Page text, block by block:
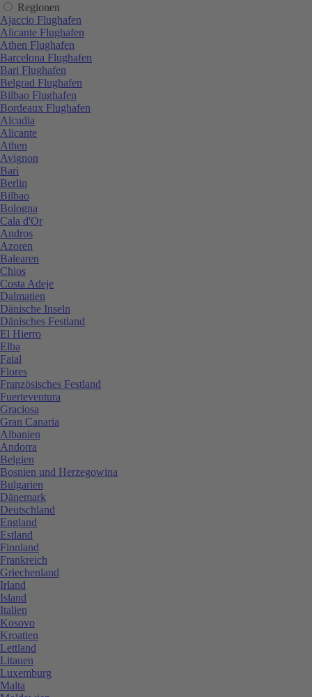
Regionen
Ajaccio Flughafen
Alicante Flughafen
Athen Flughafen
Barcelona Flughafen
Bari Flughafen
Belgrad Flughafen
Bilbao Flughafen
Bordeaux Flughafen
Alcudia
Alicante
Athen
Avignon
Bari
Berlin
Bilbao
Bologna
Cala d'Or
Andros
Azoren
Balearen
Chios
Costa Adeje
Dalmatien
Dänische Inseln
Dänisches Festland
El Hierro
Elba
Faial
Flores
Französisches Festland
Fuerteventura
Graciosa
Gran Canaria
Albanien
Andorra
Belgien
Bosnien und Herzegowina
Bulgarien
Dänemark
Deutschland
England
Estland
Finnland
Frankreich
Griechenland
Irland
Island
Italien
Kosovo
Kroatien
Lettland
Litauen
Luxemburg
Malta